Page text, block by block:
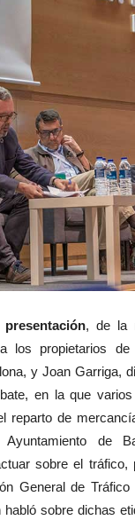
presentación, de la
los propietarios
y Joan Garriga,
en la que
reparto de
Ayuntamiento
sobre el
General de
sobre dichas